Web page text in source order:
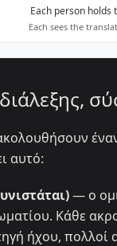
αυτό:
— ο
Κάθε
ήχου, πολλοί